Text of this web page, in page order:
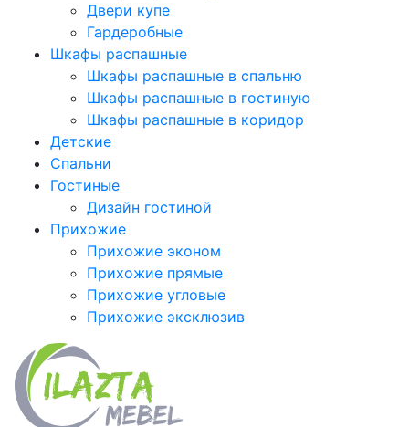
Двери купе
Гардеробные
Шкафы распашные
Шкафы распашные в спальню
Шкафы распашные в гостиную
Шкафы распашные в коридор
Детские
Спальни
Гостиные
Дизайн гостиной
Прихожие
Прихожие эконом
Прихожие прямые
Прихожие угловые
Прихожие эксклюзив